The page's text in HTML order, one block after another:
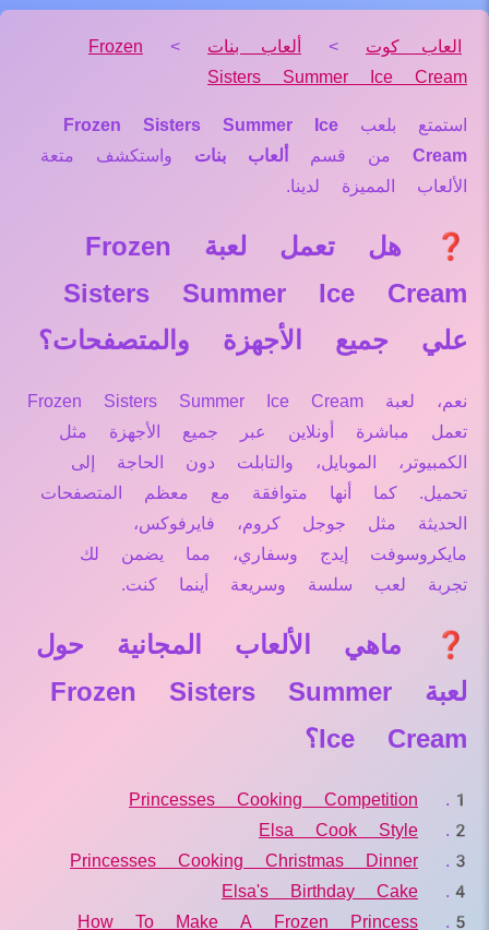
العاب كوت > ألعاب بنات >
Frozen
Sisters Summer Ice Cream
استمتع بلعب Frozen Sisters Summer Ice
Cream من قسم ألعاب بنات واستكشف متعة
الألعاب المميزة لدينا.
❓ هل تعمل لعبة Frozen
Sisters Summer Ice Cream
علي جميع الأجهزة والمتصفحات؟
نعم، لعبة Frozen Sisters Summer Ice Cream
تعمل مباشرة أونلاين عبر جميع الأجهزة مثل
الكمبيوتر، الموبايل، والتابلت دون الحاجة إلى
تحميل. كما أنها متوافقة مع معظم المتصفحات
الحديثة مثل جوجل كروم، فايرفوكس،
مايكروسوفت إيدج وسفاري، مما يضمن لك
تجربة لعب سلسة وسريعة أينما كنت.
❓ ماهي الألعاب المجانية حول
لعبة Frozen Sisters Summer
Ice Cream؟
Princesses Cooking Competition
Elsa Cook Style
Princesses Cooking Christmas Dinner
Elsa's Birthday Cake
How To Make A Frozen Princess